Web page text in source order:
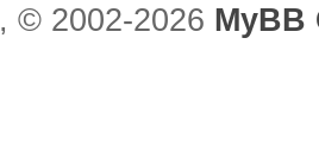
, © 2002-2026 MyBB